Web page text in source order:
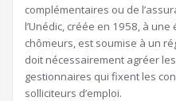
complémentaires ou de
l’Unédic, créée en 1958, à
chômeurs, est soumise à un
doit nécessairement agréer
gestionnaires qui fixent les
solliciteurs d’emploi.